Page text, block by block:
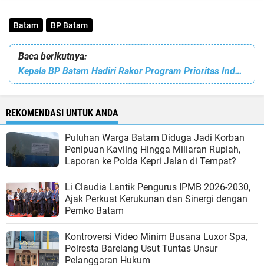
Batam BP Batam
Baca berikutnya:
Kepala BP Batam Hadiri Rakor Program Prioritas Industri Transportasi Laut dan Galangan Kapal
REKOMENDASI UNTUK ANDA
Puluhan Warga Batam Diduga Jadi Korban
Penipuan Kavling Hingga Miliaran Rupiah,
Laporan ke Polda Kepri Jalan di Tempat?
Li Claudia Lantik Pengurus IPMB 2026-2030,
Ajak Perkuat Kerukunan dan Sinergi dengan
Pemko Batam
Kontroversi Video Minim Busana Luxor Spa,
Polresta Barelang Usut Tuntas Unsur
Pelanggaran Hukum